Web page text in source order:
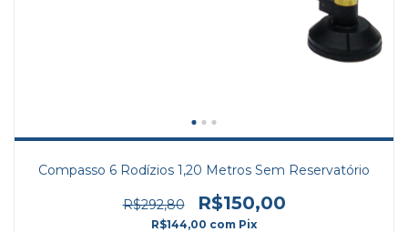
Compasso 6 Rodízios 1,20 Metros Sem Reservatório
R$292,80 R$150,00
R$144,00 com Pix